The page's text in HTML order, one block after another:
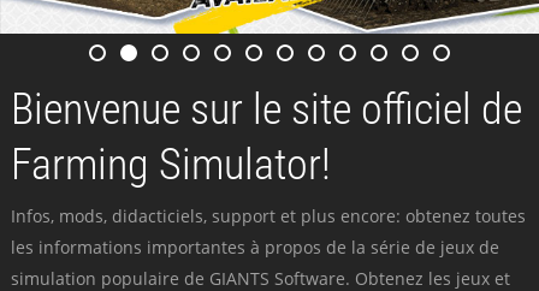
Bienvenue sur le site officiel de
Farming Simulator!
Infos, mods, didacticiels, support et plus encore: obtenez toutes
les informations importantes à propos de la série de jeux de
simulation populaire de GIANTS Software. Obtenez les jeux et